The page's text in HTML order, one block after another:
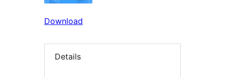
Download
Details